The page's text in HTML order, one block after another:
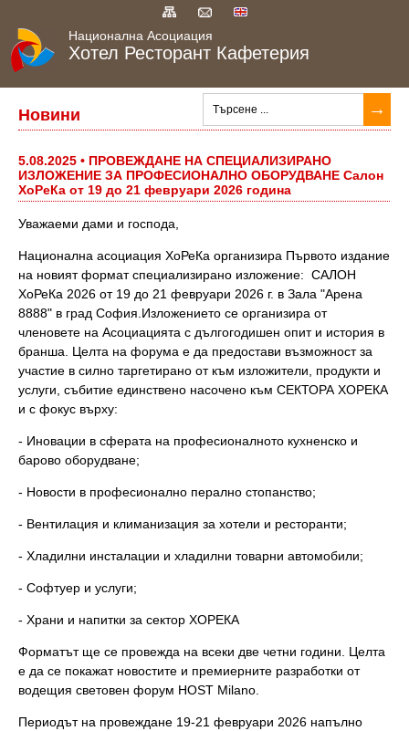
Национална Асоциация
Хотел Ресторант Кафетерия
УСТАВ И ПРАВИЛА
ЗА КОНТАКТИ
ЗА НАС
Новини
5.08.2025 • ПРОВЕЖДАНЕ НА СПЕЦИАЛИЗИРАНО
ИЗЛОЖЕНИЕ ЗА ПРОФЕСИОНАЛНО ОБОРУДВАНЕ Салон
ХоРеКа от 19 до 21 февруари 2026 година
Уважаеми дами и господа,
Национална асоциация ХоРеКа организира Първото издание
на новият формат специализирано изложение: САЛОН
ХоРеКа 2026 от 19 до 21 февруари 2026 г. в Зала "Арена
8888" в град София.Изложението се организира от
членовете на Асоциацията с дългогодишен опит и история в
бранша. Целта на форума е да предостави възможност за
участие в силно таргетирано от към изложители, продукти и
услуги, събитие единствено насочено към СЕКТОРА ХОРЕКА
и с фокус върху:
- Иновации в сферата на професионалното кухненско и
барово оборудване;
- Новости в професионално перално стопанство;
- Вентилация и климанизация за хотели и ресторанти;
- Хладилни инсталации и хладилни товарни автомобили;
- Софтуер и услуги;
- Храни и напитки за сектор ХОРЕКА
Форматът ще се провежда на всеки две четни години. Целта
е да се покажат новостите и премиерните разработки от
водещия световен форум HOST Milano.
Периодът на провеждане 19-21 февруари 2026 напълно